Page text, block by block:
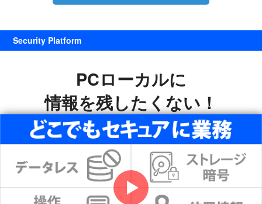
Security Platform
PCローカルに
情報を残したくない！